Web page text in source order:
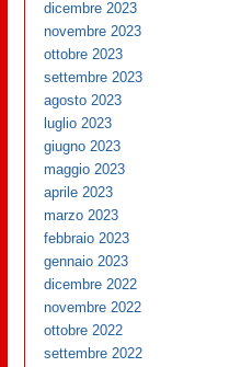
dicembre 2023
novembre 2023
ottobre 2023
settembre 2023
agosto 2023
luglio 2023
giugno 2023
maggio 2023
aprile 2023
marzo 2023
febbraio 2023
gennaio 2023
dicembre 2022
novembre 2022
ottobre 2022
settembre 2022